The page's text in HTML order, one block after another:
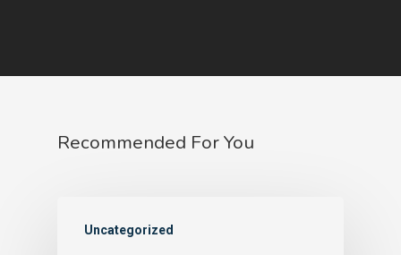
Recommended For You
Uncategorized